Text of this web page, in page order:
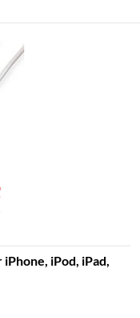
iPod, iPad,